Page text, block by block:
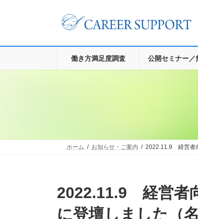
ツ
シ
働き方満足度調査 公開セミナー／
ホーム お知らせ・ご案内 2022.11.9 経営者
2022.11.9 経営者向け「ハラスメント対策」講演
に登壇しました（